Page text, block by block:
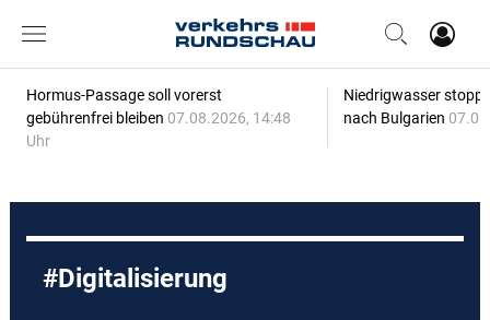
Hormus-Passage soll vorerst
gebührenfrei bleiben 07.08.2026, 14:48
Uhr
Niedrigwasser
nach Bulgarien
Digitalisierung